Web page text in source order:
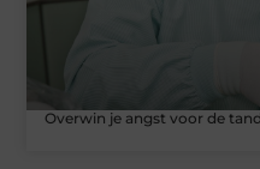
Overwin je angst voor de